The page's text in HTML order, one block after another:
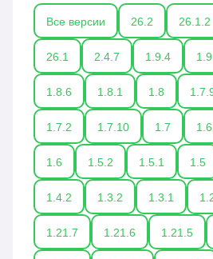
Все версии 26.2 26.1.2
26.1 2.4.7 1.9.4 1.9
1.8.6 1.8.1 1.8
1.7.2 1.7.10 1.7
1.6 1.5.2 1.5.1 1.5
1.4.2 1.3.2 1.3.1
1.21.7 1.21.6 1.21.5